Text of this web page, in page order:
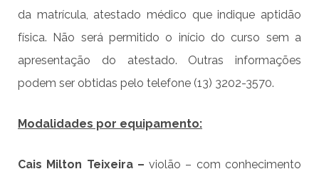
da matrícula, atestado médico que indique aptidão
física. Não será permitido o início do curso sem a
apresentação do atestado. Outras informações
podem ser obtidas pelo telefone (13) 3202-3570.
Modalidades por equipamento:
Cais Milton Teixeira –violão – com conhecimento